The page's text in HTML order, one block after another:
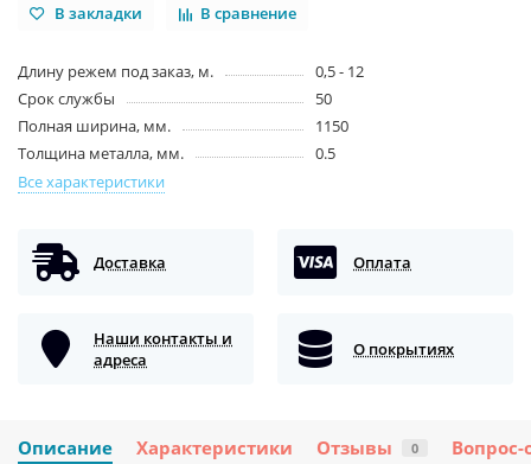
В закладки В сравнение
Длину режем под заказ, м.
0,5 - 12
Срок службы
50
Полная ширина, мм.
1150
Толщина металла, мм.
0.5
Все характеристики
Доставка Оплата
Наши контакты и
адреса
О покрытиях
Описание Характеристики Отзывы 0 Вопрос-